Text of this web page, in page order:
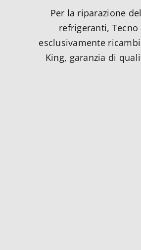
Per la riparazione
refrigeranti, Tecno
esclusivamente
King, garanzia di